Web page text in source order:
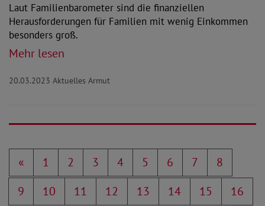
Laut Familienbarometer sind die finanziellen
Herausforderungen für Familien mit wenig Einkommen
besonders groß.
Mehr lesen
20.03.2023 Aktuelles Armut
« 1 2 3 4 5 6 7
8
9
10 11 12 13 14 15
16